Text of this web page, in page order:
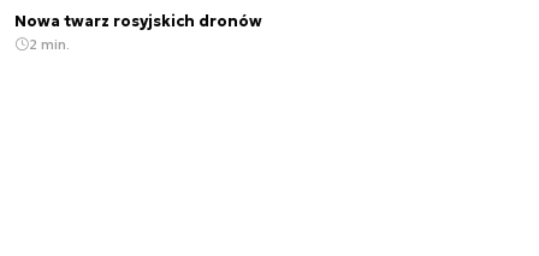
Nowa twarz rosyjskich dronów
2 min.